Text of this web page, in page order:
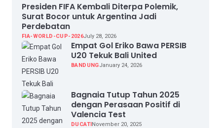
Presiden FIFA Kembali Diterpa Polemik,
Surat Bocor untuk Argentina Jadi
Perdebatan
FIA-WORLD-CUP-2026July 28, 2026
Empat Gol Eriko Bawa PERSIB
U20 Tekuk Bali United
BANDUNGJanuary 24, 2026
Bagnaia Tutup Tahun 2025
dengan Perasaan Positif di
Valencia Test
DUCATINovember 20, 2025